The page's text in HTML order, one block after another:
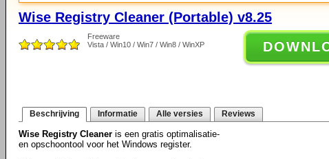
Wise Registry Cleaner (Portable) v8.25
Freeware
Vista / Win10 / Win7 / Win8 / WinXP
Beschrijving Informatie Alle versies Reviews
Wise Registry Cleaner is een gratis optimalisatie-
en opschoontool voor het Windows register.